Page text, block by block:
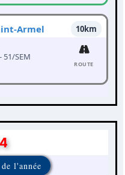
Armel
10km
51/SEM
ROUTE
l'année